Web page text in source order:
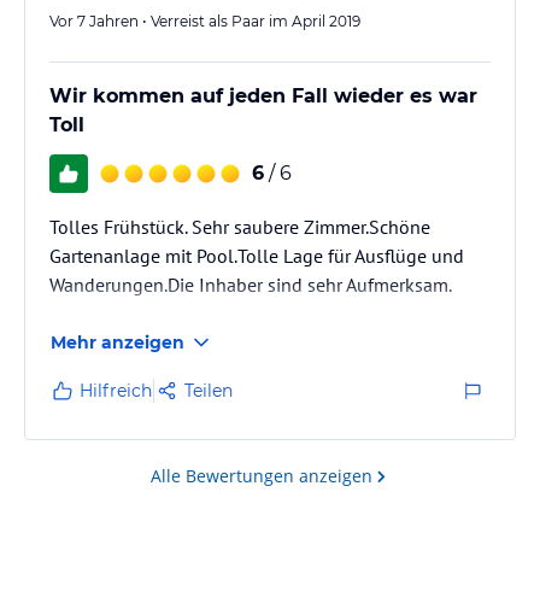
Vor 7 Jahren • Verreist als Paar im April 2019
Wir kommen auf jeden Fall wieder es war
Toll
6 / 6
Tolles Frühstück. Sehr saubere Zimmer.Schöne
Gartenanlage mit Pool.Tolle Lage für Ausflüge und
Wanderungen.Die Inhaber sind sehr Aufmerksam.
Mehr anzeigen
Hilfreich Teilen
Alle Bewertungen anzeigen